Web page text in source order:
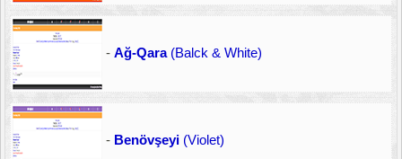
- Ağ-Qara(Balck & White)
- Benövşeyi (Violet)